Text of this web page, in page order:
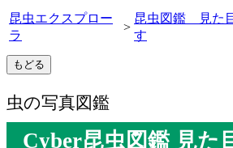
昆虫エクスプロー
ラ
>
昆虫図鑑 見た
す
虫の写真図鑑
Cyber昆虫図鑑 見た